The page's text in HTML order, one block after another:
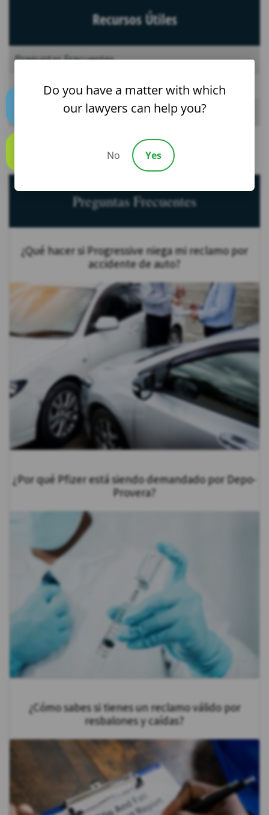
Recursos Útiles
Preguntas Frecuentes
Noticias
Preguntas Frecuentes
¿Qué hacer si Progressive niega mi reclamo por
accidente de auto?
¿Por qué Pfizer está siendo demandado por Depo-
Provera?
¿Cómo sabes si tienes un reclamo válido por
resbalones y caídas?
Do you have a matter with which
our lawyers can help you?
No Yes